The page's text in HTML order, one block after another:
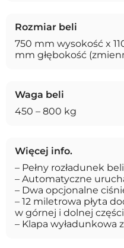
Rozmiar beli
750 mm wysokość x
mm głębokość
Waga beli
450 – 800 kg
Więcej info.
– Pełny rozładunek beli
– Automatyczne
– Dwa opcjonalne
– 12 miletrowa płyta
w górnej i dolnej
– Klapa